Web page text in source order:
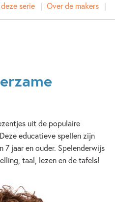
serie Over de makers
uit de populaire
educatieve spellen zijn
jaar en ouder. Spelenderwijs
taal, lezen en de tafels!